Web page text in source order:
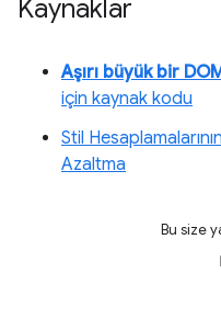
Kaynaklar
Aşırı büyük bir
için kaynak kodu
Stil
Azaltma
Bu size